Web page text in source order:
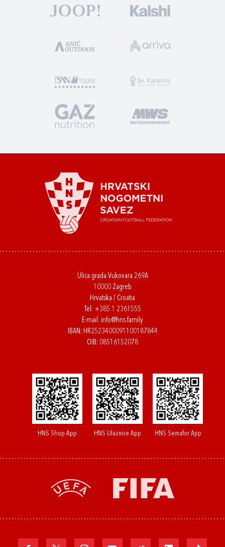
Ulica grada Vukovara 269A
10000 Zagreb
Hrvatska / Croatia
Tel: +385 1 2361555
E-mail: info@hns.family
IBAN: HR2523400091100187844
OIB: 08516152078
HNS Shop App HNS Ulaznice App HNS Semafor App